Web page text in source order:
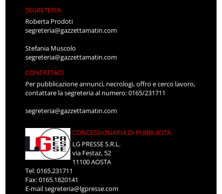
SEGRETERIA
Roberta Prodoti
segreteria@gazzettamatin.com
Stefania Muscolo
segreteria@gazzettamatin.com
CONTATTACI
Per pubblicazione annunci, necrologi, offro e cerco lavoro,
contattare la segreteria al numero: 0165/231711
segreteria@gazzettamatin.com
CONCESSIONARIA DI PUBBLICITÀ
LG PRESSE S.R.L.
via Festaz, 52
11100 AOSTA
Tel: 0165.231711
Fax: 0165.1820141
E-mailsegreteria@lgpresse.com